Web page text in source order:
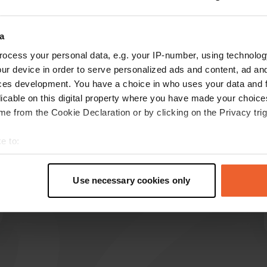
your personal data, e.g. your IP-number, using
device in order to serve personalized ads and content, ad
development. You have a choice in who uses your data and
on this digital property where you have made your
from the Cookie Declaration or by clicking on the Privacy
to:
geographical location which can be accurate to within
personal data is processed and set your preferences in the
content and ads, to provide social media features and to
Use necessary cookies only
N NannaLou
fatto in casa. Un piccolo gioiello nascosto. £ 10 a
Tradotto da GoogleMostra originale